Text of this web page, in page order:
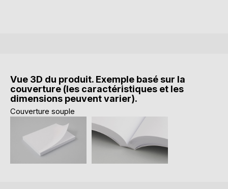
Vue 3D du produit. Exemple basé sur la
couverture (les caractéristiques et les
dimensions peuvent varier).
Couverture souple